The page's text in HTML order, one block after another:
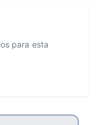
para esta